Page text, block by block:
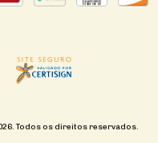
Todos os direitos reservados.